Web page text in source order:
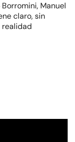
Manuel
claro, sin